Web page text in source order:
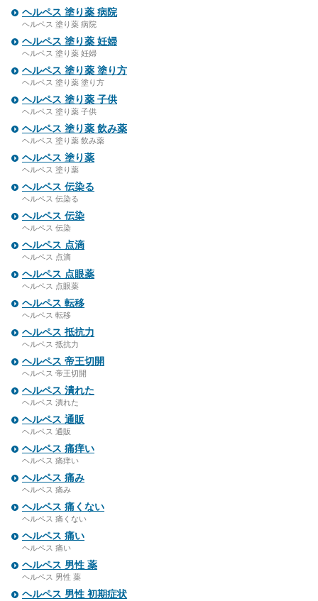
ヘルペス 塗り薬 病院
ヘルペス 塗り薬 病院
ヘルペス 塗り薬 妊婦
ヘルペス 塗り薬 妊婦
ヘルペス 塗り薬 塗り方
ヘルペス 塗り薬 塗り方
ヘルペス 塗り薬 子供
ヘルペス 塗り薬 子供
ヘルペス 塗り薬 飲み薬
ヘルペス 塗り薬 飲み薬
ヘルペス 塗り薬
ヘルペス 塗り薬
ヘルペス 伝染る
ヘルペス 伝染る
ヘルペス 伝染
ヘルペス 伝染
ヘルペス 点滴
ヘルペス 点滴
ヘルペス 点眼薬
ヘルペス 点眼薬
ヘルペス 転移
ヘルペス 転移
ヘルペス 抵抗力
ヘルペス 抵抗力
ヘルペス 帝王切開
ヘルペス 帝王切開
ヘルペス 潰れた
ヘルペス 潰れた
ヘルペス 通販
ヘルペス 通販
ヘルペス 痛痒い
ヘルペス 痛痒い
ヘルペス 痛み
ヘルペス 痛み
ヘルペス 痛くない
ヘルペス 痛くない
ヘルペス 痛い
ヘルペス 痛い
ヘルペス 男性 薬
ヘルペス 男性 薬
ヘルペス 男性 初期症状